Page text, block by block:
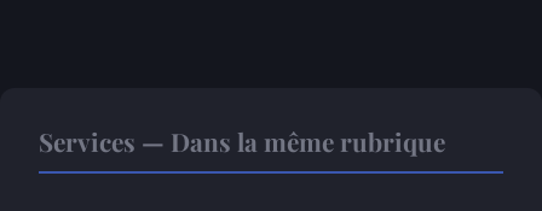
Services — Dans la même rubrique